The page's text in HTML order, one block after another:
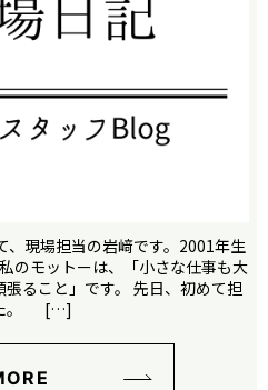
、現場担当の岩﨑です。2001年生
のモットーは、「小さな仕事も大
ること」です。 先日、初めて担
た。 […]